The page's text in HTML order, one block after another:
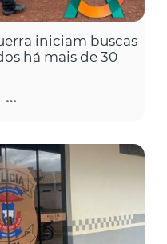
iniciam buscas
há mais de 30